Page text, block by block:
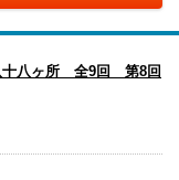
十八ヶ所 全9回 第8回